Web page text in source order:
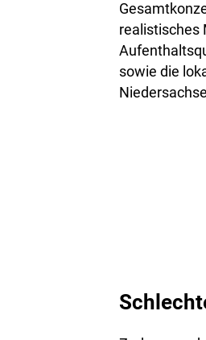
realistisches
sowie die